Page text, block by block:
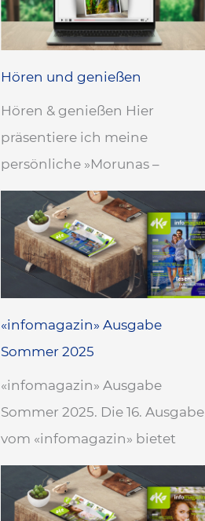
Hören und genießen
Hören & genießen Hier
präsentiere ich meine
persönliche »Morunas –
«infomagazin» Ausgabe
Sommer 2025
«infomagazin» Ausgabe
Sommer 2025. Die 16. Ausgabe
vom «infomagazin» bietet